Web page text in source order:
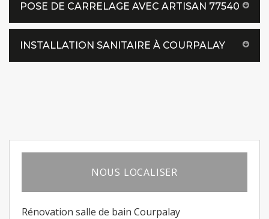
POSE DE CARRELAGE AVEC ARTISAN 77540
INSTALLATION SANITAIRE À COURPALAY
NOUS LOCALISER
Rénovation salle de bain Courpalay